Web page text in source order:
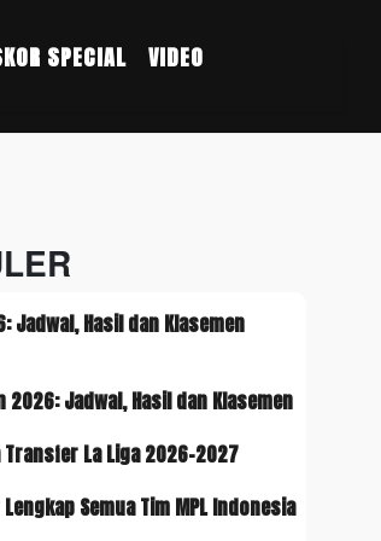
SPECIAL VIDEO
Jadwal, Hasil dan Klasemen
2026: Jadwal, Hasil dan Klasemen
Transfer La Liga 2026-2027
Semua Tim MPL Indonesia